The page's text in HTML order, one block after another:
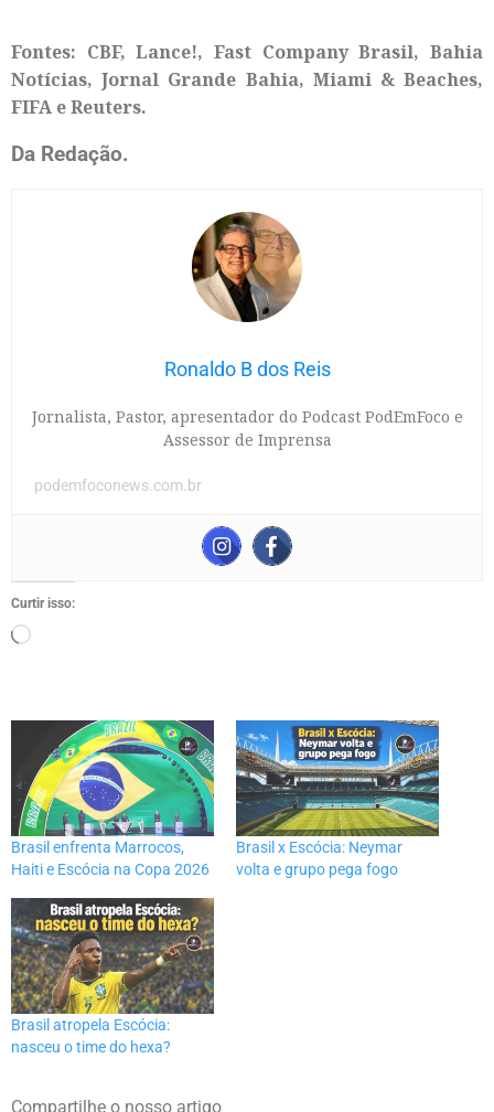
Fontes: CBF, Lance!, Fast Company Brasil, Bahia
Notícias, Jornal Grande Bahia, Miami & Beaches,
FIFA e Reuters.
Da Redação.
Ronaldo B dos Reis
Jornalista, Pastor, apresentador do Podcast PodEmFoco e
Assessor de Imprensa
podemfoconews.com.br
Curtir isso:
Brasil enfrenta Marrocos,
Haiti e Escócia na Copa 2026
Brasil x Escócia: Neymar
volta e grupo pega fogo
Brasil atropela Escócia:
nasceu o time do hexa?
Compartilhe o nosso artigo